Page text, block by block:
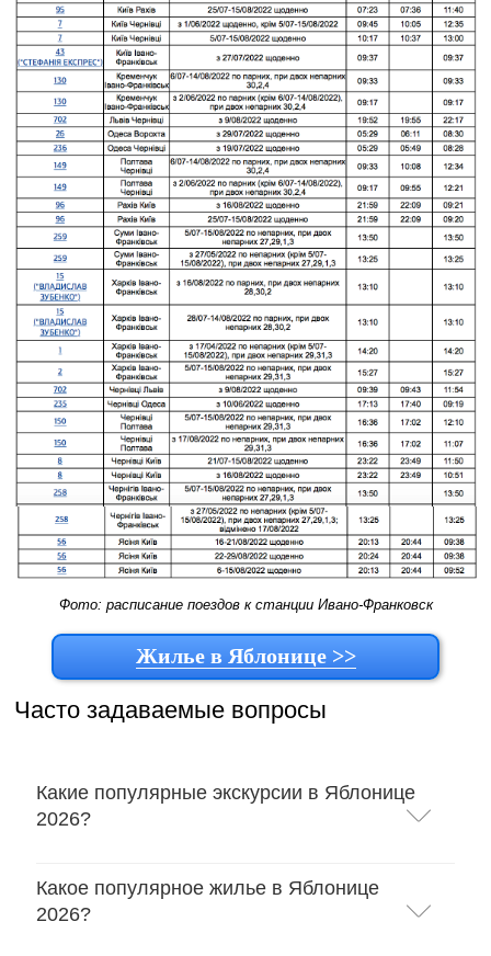
Фото: расписание поездов к станции Ивано-Франковск
Жилье в Яблонице >>
Часто задаваемые вопросы
Какие популярные экскурсии в Яблонице
2026?
Какое популярное жилье в Яблонице
2026?